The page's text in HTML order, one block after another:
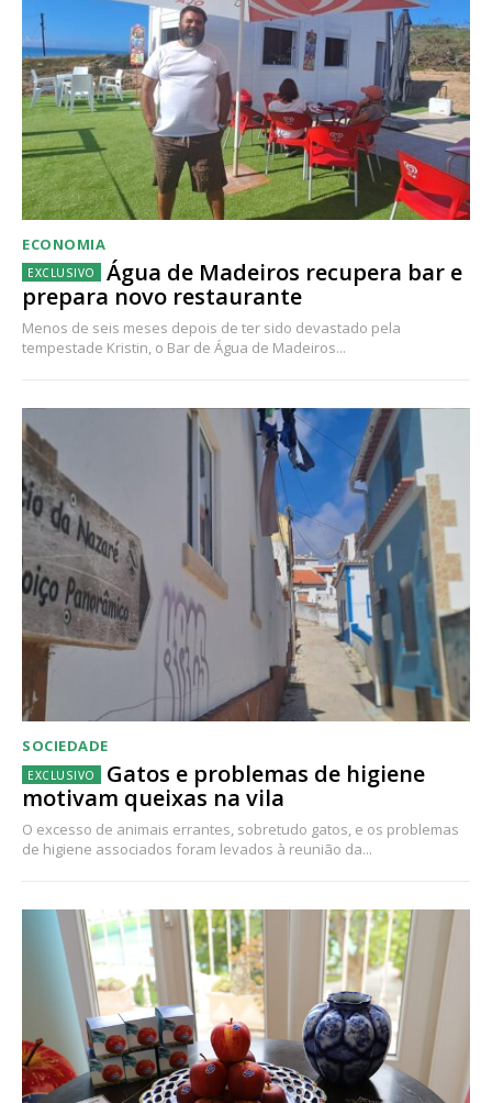
ECONOMIA
Água de Madeiros recupera bar e
prepara novo restaurante
Menos de seis meses depois de ter sido devastado pela
tempestade Kristin, o Bar de Água de Madeiros...
SOCIEDADE
Gatos e problemas de higiene
motivam queixas na vila
O excesso de animais errantes, sobretudo gatos, e os problemas
de higiene associados foram levados à reunião da...